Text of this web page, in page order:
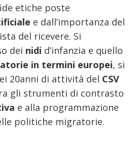
etiche poste
e dall’importanza del
del ricevere. Si
dei nidi d’infanzia e quello
in termini europei, si
20anni di attività del CSV
gli strumenti di contrasto
e alla programmazione
politiche migratorie.